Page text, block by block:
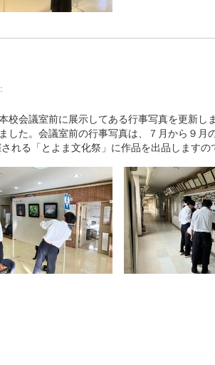
校会議室前に展示してある行事写真を更新し
した。会議室前の行事写真は、７月から９月
れる「とよま文化祭」に作品を出品しますの